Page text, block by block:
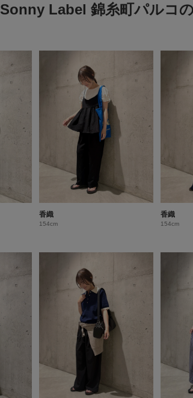
Sonny Label 錦糸町パルコ
香織
154cm
香織
154cm